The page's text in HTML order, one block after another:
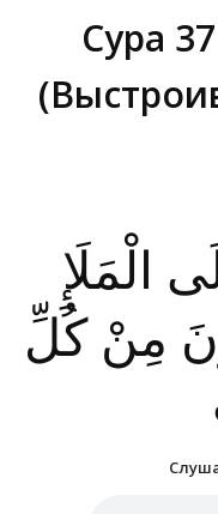
Сура
الْمَلَإِ
مِنْ كُلِّ